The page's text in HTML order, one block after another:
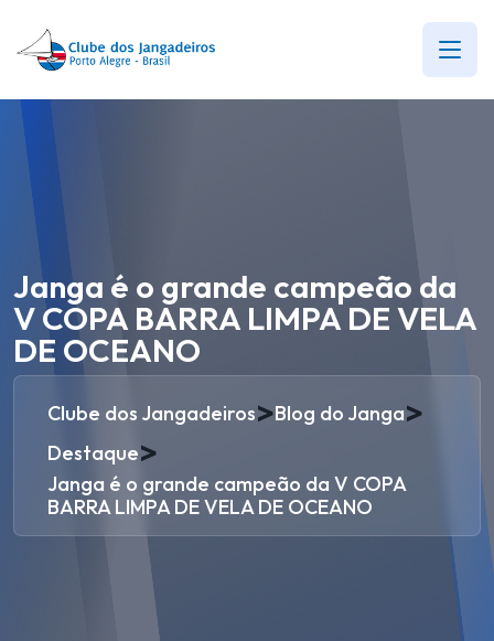
Janga é o grande campeão da
V COPA BARRA LIMPA DE VELA
DE OCEANO
Clube dos Jangadeiros>Blog do Janga>
Destaque>
Janga é o grande campeão da V COPA
BARRA LIMPA DE VELA DE OCEANO